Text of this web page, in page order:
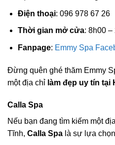
Điện thoại: 096 978 67 26
Thời gian mở cửa: 8h00 –
Fanpage: Emmy Spa
Đừng quên ghé thăm Emmy
một địa chỉ làm đẹp uy tín tại
Calla Spa
Nếu bạn đang tìm kiếm một
Tĩnh, Calla Spa là sự lựa